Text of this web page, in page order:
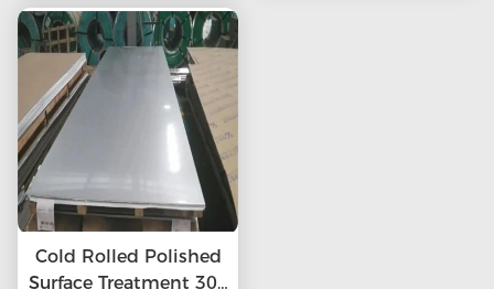
Cold Rolled Polished
Surface Treatment 304